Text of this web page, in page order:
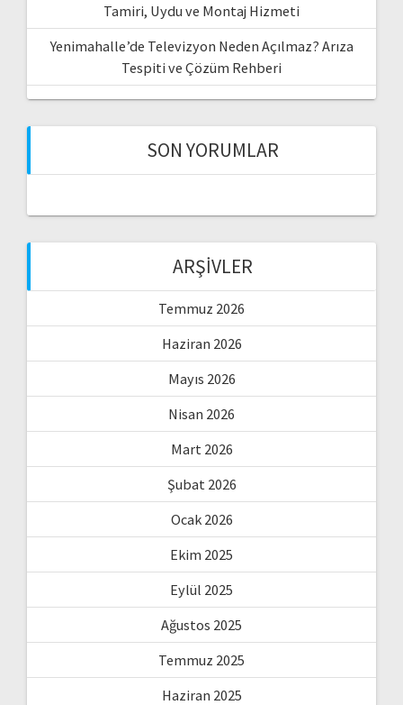
Tamiri, Uydu ve Montaj Hizmeti
Yenimahalle’de Televizyon Neden Açılmaz? Arıza
Tespiti ve Çözüm Rehberi
SON YORUMLAR
ARŞIVLER
Temmuz 2026
Haziran 2026
Mayıs 2026
Nisan 2026
Mart 2026
Şubat 2026
Ocak 2026
Ekim 2025
Eylül 2025
Ağustos 2025
Temmuz 2025
Haziran 2025